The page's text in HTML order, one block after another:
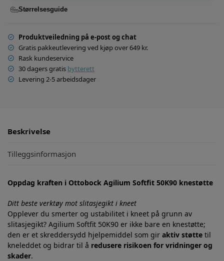
Størrelsesguide
Produktveiledning på e-post og chat
Gratis pakkeutlevering ved kjøp over 649 kr.
Rask kundeservice
30 dagers gratis bytterett
Levering 2-5 arbeidsdager
Beskrivelse
Tilleggsinformasjon
Oppdag kraften i Ottobock Agilium Softfit 50K90 knestøtte
Ditt beste verktøy mot slitasjegikt i kneet
Opplever du smerter og ustabilitet i kneet på grunn av
slitasjegikt? Agilium Softfit 50K90 er ikke bare en knestøtte;
den er et skreddersydd hjelpemiddel som gir aktiv støtte til
kneleddet og bidrar til å redusere risikoen for vridninger og
skader.